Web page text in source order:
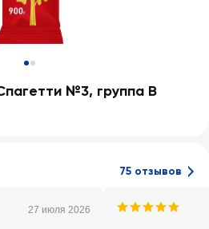
№3, группа В
75 отзывов
27 июля 2026